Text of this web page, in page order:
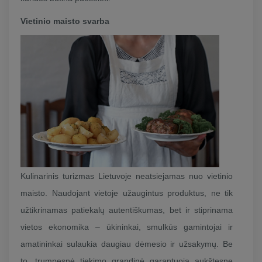
Vietinio maisto svarba
Kulinarinis turizmas Lietuvoje neatsiejamas nuo vietinio
maisto. Naudojant vietoje užaugintus produktus, ne tik
užtikrinamas patiekalų autentiškumas, bet ir stiprinama
vietos ekonomika – ūkininkai, smulkūs gamintojai ir
amatininkai sulaukia daugiau dėmesio ir užsakymų. Be